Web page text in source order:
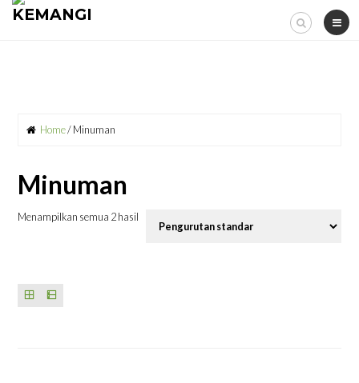
Skip
Home/ Minuman
Minuman
Menampilkan semua 2 hasil